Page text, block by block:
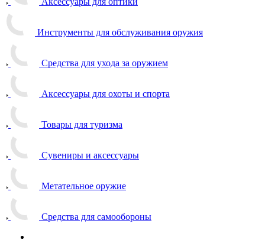
Инструменты для обслуживания оружия
Средства для ухода за оружием
Аксессуары для охоты и спорта
Товары для туризма
Сувениры и аксессуары
Метательное оружие
Средства для самообороны